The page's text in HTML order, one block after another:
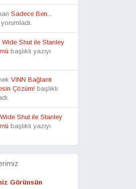
Sadece Ben...
yorumladı.
Wide Shut ile Stanley
başlıklı yazıyı
VINN Bağlantı
Çözüm! başlıklı
Shut ile Stanley
başlıklı yazıyı
Görünsün